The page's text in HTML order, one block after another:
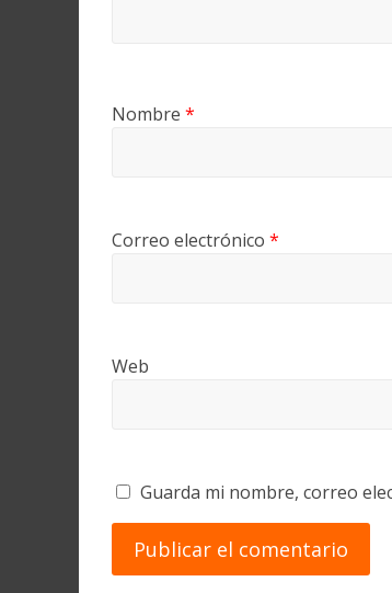
Nombre *
Correo electrónico *
Web
Guarda mi nombre, correo